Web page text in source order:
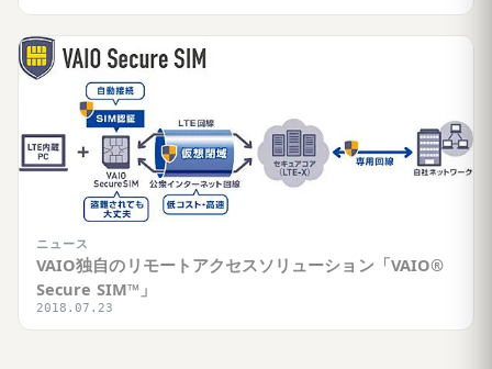
ニュース
VAIO独自のリモートアクセスソリューション「VAIO®
Secure SIM™」
2018.07.23